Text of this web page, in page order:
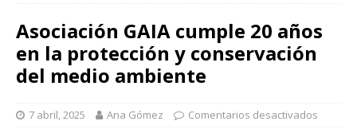
Asociación GAIA cumple 20 años
en la protección y conservación
del medio ambiente
7 abril, 2025 Ana Gómez Comentarios desactivados